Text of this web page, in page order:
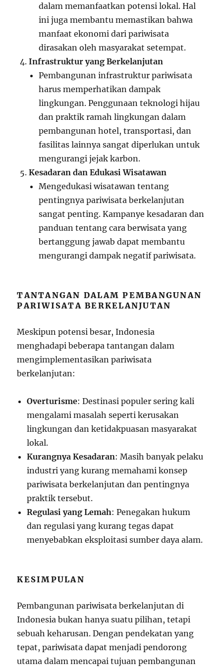
dalam memanfaatkan potensi lokal. Hal
ini juga membantu memastikan bahwa
manfaat ekonomi dari pariwisata
dirasakan oleh masyarakat setempat.
Infrastruktur yang Berkelanjutan
Pembangunan infrastruktur pariwisata
harus memperhatikan dampak
lingkungan. Penggunaan teknologi hijau
dan praktik ramah lingkungan dalam
pembangunan hotel, transportasi, dan
fasilitas lainnya sangat diperlukan untuk
mengurangi jejak karbon.
Kesadaran dan Edukasi Wisatawan
Mengedukasi wisatawan tentang
pentingnya pariwisata berkelanjutan
sangat penting. Kampanye kesadaran dan
panduan tentang cara berwisata yang
bertanggung jawab dapat membantu
mengurangi dampak negatif pariwisata.
TANTANGAN DALAM PEMBANGUNAN
PARIWISATA BERKELANJUTAN
Meskipun potensi besar, Indonesia
menghadapi beberapa tantangan dalam
mengimplementasikan pariwisata
berkelanjutan:
Overturisme: Destinasi populer sering kali
mengalami masalah seperti kerusakan
lingkungan dan ketidakpuasan masyarakat
lokal.
Kurangnya Kesadaran: Masih banyak pelaku
industri yang kurang memahami konsep
pariwisata berkelanjutan dan pentingnya
praktik tersebut.
Regulasi yang Lemah: Penegakan hukum
dan regulasi yang kurang tegas dapat
menyebabkan eksploitasi sumber daya alam.
KESIMPULAN
Pembangunan pariwisata berkelanjutan di
Indonesia bukan hanya suatu pilihan, tetapi
sebuah keharusan. Dengan pendekatan yang
tepat, pariwisata dapat menjadi pendorong
utama dalam mencapai tujuan pembangunan